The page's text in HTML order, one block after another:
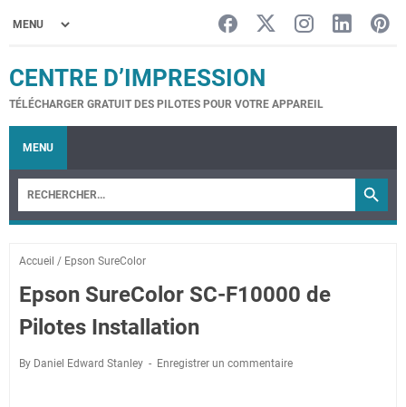
CENTRE D’IMPRESSION
TÉLÉCHARGER GRATUIT DES PILOTES POUR VOTRE APPAREIL
MENU
Accueil / Epson SureColor
Epson SureColor SC-F10000 de
Pilotes Installation
By Daniel Edward Stanley Enregistrer un commentaire